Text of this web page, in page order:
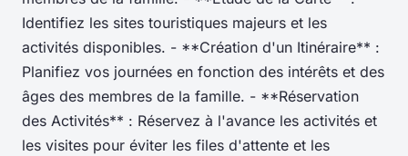
Identifiez les sites touristiques majeurs et les
activités disponibles. - **Création d'un Itinéraire** :
Planifiez vos journées en fonction des intérêts et des
âges des membres de la famille. - **Réservation
des Activités** : Réservez à l'avance les activités et
les visites pour éviter les files d'attente et les